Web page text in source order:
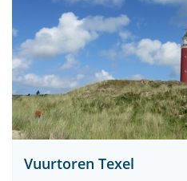
Vuurtoren Texel